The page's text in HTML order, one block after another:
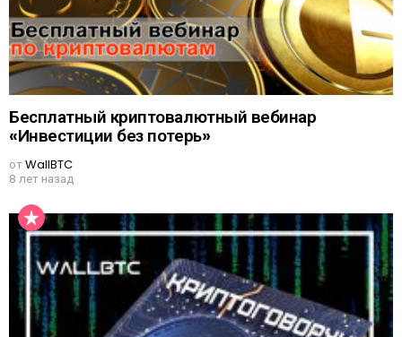
Бесплатный криптовалютный вебинар
«Инвестиции без потерь»
отWallBTC
8 лет назад